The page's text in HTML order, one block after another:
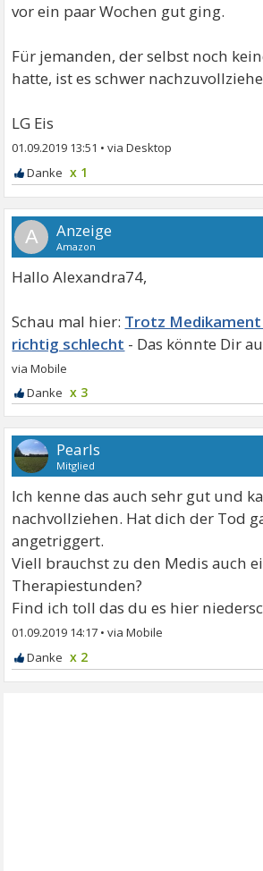
vor ein paar Wochen gut ging.
Für jemanden, der selbst noch
hatte, ist es schwer
LG Eis
01.09.2019 13:51 •
x 1
A
Hallo Alexandra74,
Trotz
richtig schlecht
x 3
Pearls
Mitglied
Ich kenne das auch sehr gut und
nachvollziehen. Hat dich der Tod
angetriggert.
Viell brauchst zu den Medis auch
Therapiestunden?
Find ich toll das du es hier
01.09.2019 14:17 •
x 2